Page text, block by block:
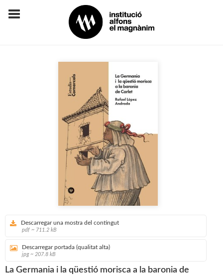
Descarregar una mostra del contingut
pdf ~ 711.2 kB
Descarregar portada (qualitat alta)
jpg ~ 207.8 kB
La Germania i la qüestió morisca a la baronia de